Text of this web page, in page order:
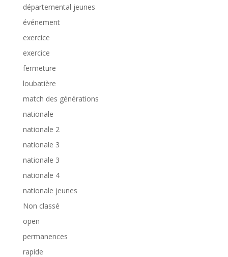
départemental jeunes
événement
exercice
exercice
fermeture
loubatière
match des générations
nationale
nationale 2
nationale 3
nationale 3
nationale 4
nationale jeunes
Non classé
open
permanences
rapide